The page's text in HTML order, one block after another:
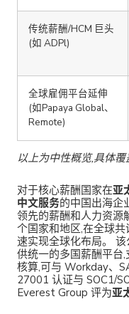
传统薪酬/HCM 巨头
(如 ADPl)
全球雇佣平台延伸
(如Papaya Global、
Remote)
以上为中性概览,具体覆
对于核心薪酬国家在亚
中文服务的中国出海企
领先的薪酬和人力资源
个国家和地区,在全球
速实现全球化布局。
供统一的多国薪酬平台
核算,可与 Workday、
27001 认证与 SOC1/
Everest Group 评为亚